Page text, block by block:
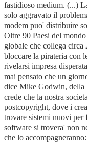
fastidioso medium. (...)
solo aggravato il
modem puo' distribuire
Oltre 90 Paesi del
globale che collega
bloccare la pirateria con
rivelarsi impresa
mai pensato che un
dice Mike Godwin, della
crede che la nostra
postcopyright, dove i
trovare sistemi nuovi
software si trovera' non
che lo